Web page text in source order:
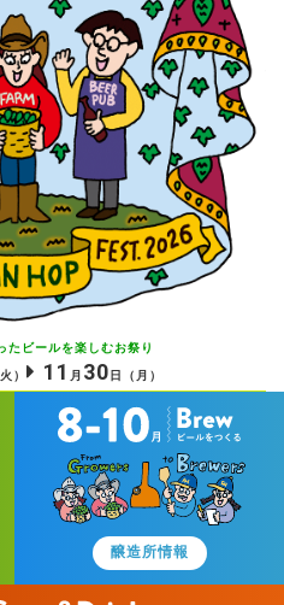
たビールを楽しむお祭り
） 11 月 30 日 （月）
醸造所情報